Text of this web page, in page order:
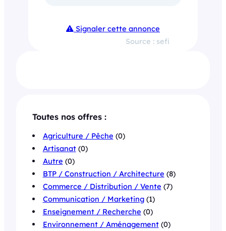
Signaler cette annonce
Source : sefi
Toutes nos offres :
Agriculture / Pêche (0)
Artisanat(0)
Autre (0)
BTP / Construction / Architecture (8)
Commerce / Distribution / Vente (7)
Communication / Marketing(1)
Enseignement / Recherche (0)
Environnement / Aménagement(0)